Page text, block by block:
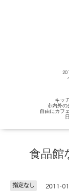
キッ
市内外の
自由にカフ
食品館
指定なし 2011-